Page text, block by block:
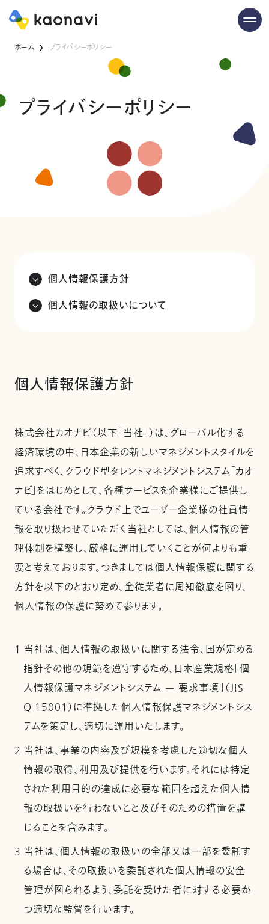
ホーム プライバシーポリシー
プライバシーポリシー
個人情報保護方針
個人情報の取扱いについて
個人情報保護方針
株式会社カオナビ（以下「当社」）は、グローバル化する
経済環境の中、日本企業の新しいマネジメントスタイルを
追求すべく、クラウド型タレントマネジメントシステム「カオ
ナビ」をはじめとして、各種サービスを企業様にご提供し
ている会社です。クラウド上でユーザー企業様の社員情
報を取り扱わせていただく当社としては、個人情報の管
理体制を構築し、厳格に運用していくことが何よりも重
要と考えております。つきましては個人情報保護に関する
方針を以下のとおり定め、全従業者に周知徹底を図り、
個人情報の保護に努めて参ります。
1 当社は、個人情報の取扱いに関する法令、国が定める
指針その他の規範を遵守するため、日本産業規格「個
人情報保護マネジメントシステム — 要求事項」（JIS
Q 15001）に準拠した個人情報保護マネジメントシス
テムを策定し、適切に運用いたします。
2 当社は、事業の内容及び規模を考慮した適切な個人
情報の取得、利用及び提供を行います。それには特定
された利用目的の達成に必要な範囲を超えた個人情
報の取扱いを行わないこと及びそのための措置を講
じることを含みます。
3 当社は、個人情報の取扱いの全部又は一部を委託す
る場合は、その取扱いを委託された個人情報の安全
管理が図られるよう、委託を受けた者に対する必要か
つ適切な監督を行います。